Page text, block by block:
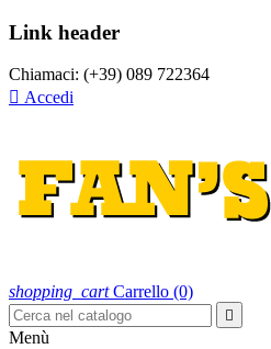
Link header
Chiamaci: (+39) 089 722364
 Accedi
shopping_cart Carrello (0)

Menù